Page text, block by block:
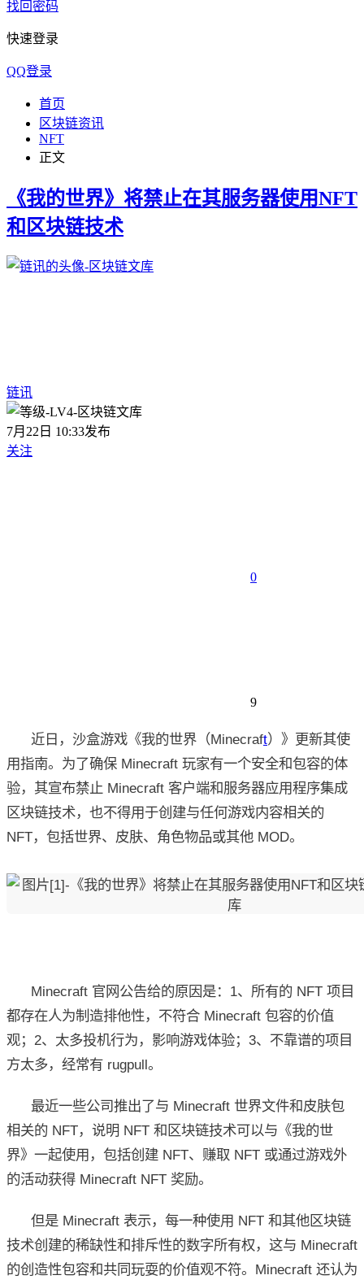
找回密码
快速登录
QQ登录
首页
区块链资讯
NFT
正文
《我的世界》将禁止在其服务器使用NFT
和区块链技术
链讯
7月22日 10:33发布
关注
0
9
近日，沙盒游戏《我的世界（Minecraft）》更新其使
用指南。为了确保 Minecraft 玩家有一个安全和包容的体
验，其宣布禁止 Minecraft 客户端和服务器应用程序集成
区块链技术，也不得用于创建与任何游戏内容相关的
NFT，包括世界、皮肤、角色物品或其他 MOD。
Minecraft 官网公告给的原因是：1、所有的 NFT 项目
都存在人为制造排他性，不符合 Minecraft 包容的价值
观；2、太多投机行为，影响游戏体验；3、不靠谱的项目
方太多，经常有 rugpull。
最近一些公司推出了与 Minecraft 世界文件和皮肤包
相关的 NFT，说明 NFT 和区块链技术可以与《我的世
界》一起使用，包括创建 NFT、赚取 NFT 或通过游戏外
的活动获得 Minecraft NFT 奖励。
但是 Minecraft 表示，每一种使用 NFT 和其他区块链
技术创建的稀缺性和排斥性的数字所有权，这与 Minecraft
的创造性包容和共同玩耍的价值观不符。Minecraft 还认为